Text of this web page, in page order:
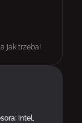
Intel,
jak trzeba!